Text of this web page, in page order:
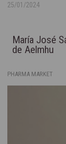
25/01/2024
María José
de Aelmhu
PHARMA MARKET